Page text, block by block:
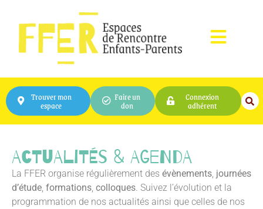
Trouver mon
espace
Faire un
don
Connexion
adhérent
Actualités & Agenda
La FFER organise régulièrement des évènements journées
d’étude formations colloques . Suivez l’évolution et la
programmation de nos actualités ainsi que celles de nos